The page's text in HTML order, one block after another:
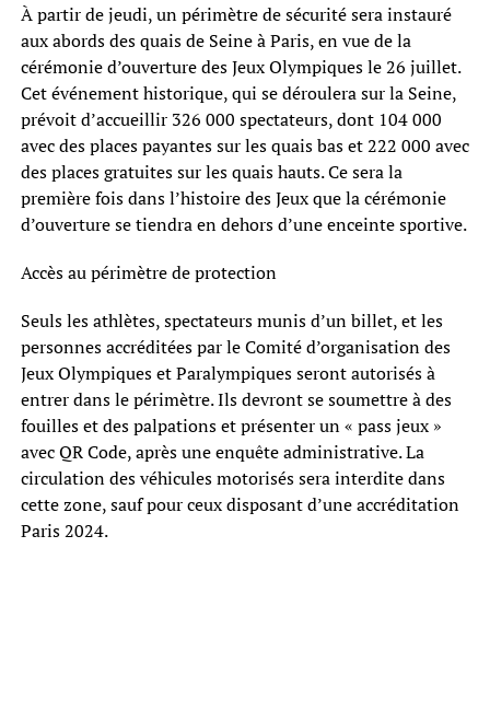
À partir de jeudi, un périmètre de sécurité sera instauré
aux abords des quais de Seine à Paris, en vue de la
cérémonie d’ouverture des Jeux Olympiques le 26 juillet.
Cet événement historique, qui se déroulera sur la Seine,
prévoit d’accueillir 326 000 spectateurs, dont 104 000
avec des places payantes sur les quais bas et 222 000 avec
des places gratuites sur les quais hauts. Ce sera la
première fois dans l’histoire des Jeux que la cérémonie
d’ouverture se tiendra en dehors d’une enceinte sportive.
Accès au périmètre de protection
Seuls les athlètes, spectateurs munis d’un billet, et les
personnes accréditées par le Comité d’organisation des
Jeux Olympiques et Paralympiques seront autorisés à
entrer dans le périmètre. Ils devront se soumettre à des
fouilles et des palpations et présenter un « pass jeux »
avec QR Code, après une enquête administrative. La
circulation des véhicules motorisés sera interdite dans
cette zone, sauf pour ceux disposant d’une accréditation
Paris 2024.